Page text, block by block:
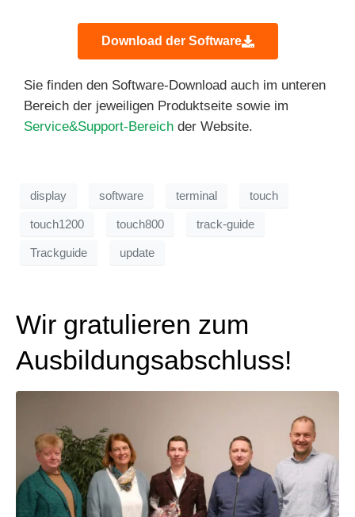
Download der Software
Sie finden den Software-Download auch im unteren
Bereich der jeweiligen Produktseite sowie im
Service&Support-Bereich der Website.
display software terminal touch
touch1200 touch800 track-guide
Trackguide update
Wir gratulieren zum
Ausbildungsabschluss!